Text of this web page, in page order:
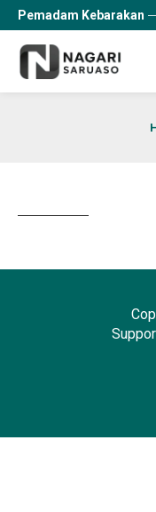
Pemadam Kebarakan